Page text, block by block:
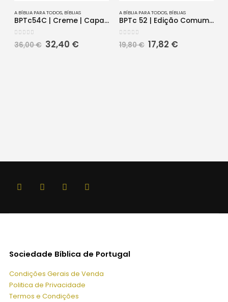
A BÍBLIA PARA TODOS, BÍBLIAS
BPTc54C | Creme | Capa imitação camurça | Concordância | Edição comum
0 out of 5
36,00€ O
preço
32,40 €O
A BÍBLIA PARA TODOS, BÍBLIAS
BPTc 52 | Edição Comum | Preto
0out of 5
19,80€ O
preço
17,82 €O
Sociedade Bíblica de Portugal
Condições Gerais de Venda
Politica de Privacidade
Termos e Condições